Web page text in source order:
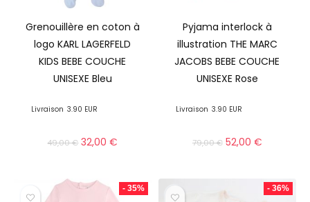
Grenouillère en coton à
logo KARL LAGERFELD
KIDS BEBE COUCHE
UNISEXE Bleu
Livraison 3.90 EUR
49,00€ 32,00€
Pyjama interlock à
illustration THE MARC
JACOBS BEBE COUCHE
UNISEXE Rose
Livraison 3.90 EUR
79,00€ 52,00 €
- 35% - 36%